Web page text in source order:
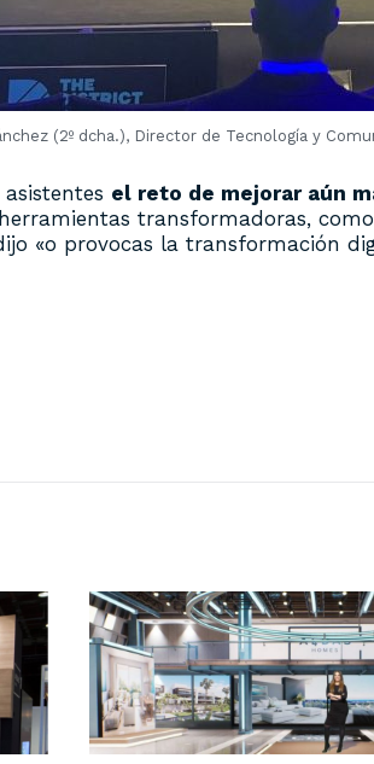
(2º dcha.), Director de Tecnología y
el reto de mejorar aún
transformadoras,
«o provocas la transformación